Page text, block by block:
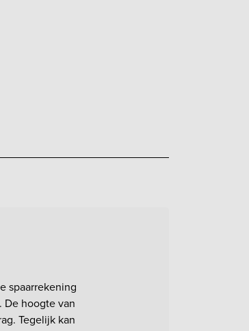
spaarrekening
De hoogte van
Tegelijk kan